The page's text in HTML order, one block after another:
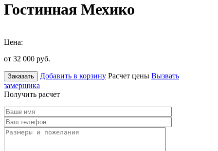
Гостинная Мехико
Цена:
от 32 000 руб.
Заказать Добавить в корзину Расчет цены Вызвать
замерщика
Получить расчет